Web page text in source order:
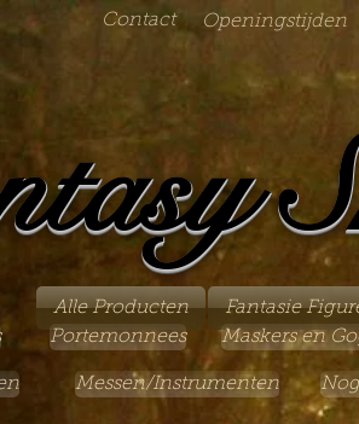
Contact Openingstijden
Alle Producten
Fantasie
Portemonnees Maskers en
Messen/Instrumenten